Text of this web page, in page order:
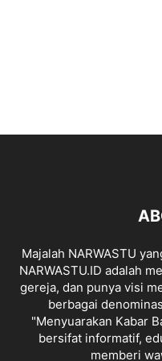
Majalah NARWASTU
NARWASTU.ID adalah
gereja, dan punya visi
berbagai
"Menyuarakan Kabar
bersifat informatif,
memberi